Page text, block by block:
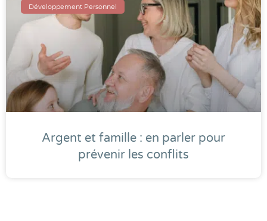
Développement Personnel
Argent et famille : en parler pour
prévenir les conflits